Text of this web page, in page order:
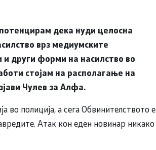
дека нуди целосна
врз медиумските
други форми на насилство во
стојам на располагање на
Чулев за Алфа.
во полиција, а сега Обвинителството е
Атак кон еден новинар никако